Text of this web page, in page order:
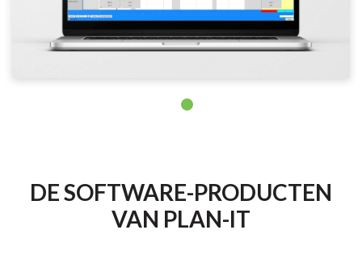
DE SOFTWARE-PRODUCTEN
VAN PLAN-IT